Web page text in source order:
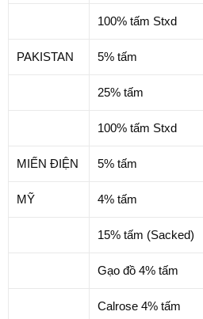
100% tấm Stxd
PAKISTAN 5% tấm
25% tấm
100% tấm Stxd
MIẾN ĐIỆN 5% tấm
MỸ 4% tấm
15% tấm (Sacked)
Gạo đồ 4% tấm
Calrose 4% tấm